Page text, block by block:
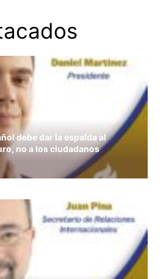
debe dar la espalda al
no a los ciudadanos